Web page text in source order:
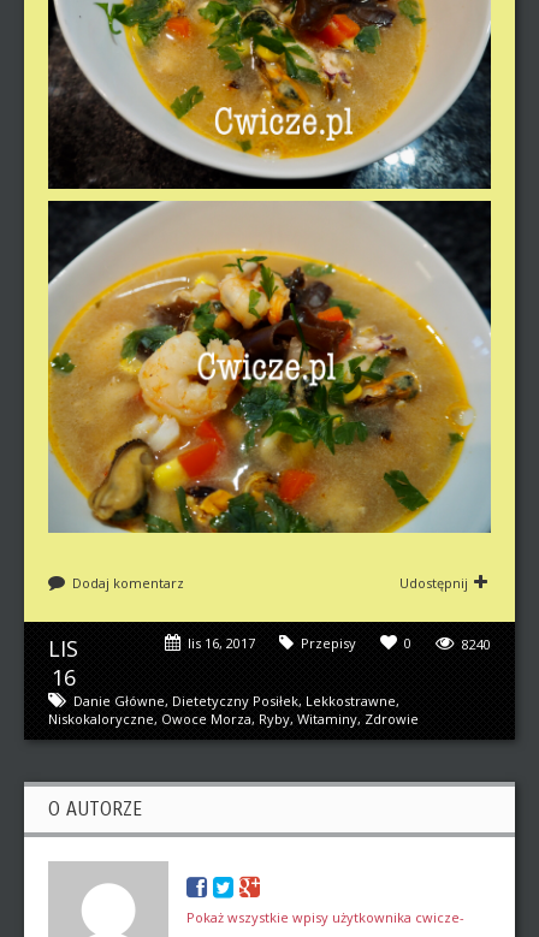
Dodaj komentarz Udostępnij
LIS
16
8240
0
Przepisy
lis 16, 2017
Danie Główne, Dietetyczny Posiłek, Lekkostrawne,
Niskokaloryczne, Owoce Morza, Ryby, Witaminy, Zdrowie
O AUTORZE
Pokaż wszystkie wpisy użytkownika cwicze-